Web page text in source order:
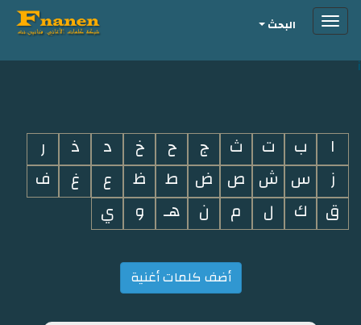
i
Toggleالبحث
ا ب ت ث ج ح خ د ذ
ر
ز
س ش ص ض ط ظ ع غ
ف
ق
ك ل م ن هـ و ي
أضف كلمات أغنية